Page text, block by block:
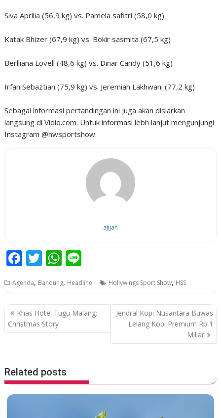
Siva Aprilia (56,9 kg) vs. Pamela safitri (58,0 kg)
Katak Bhizer (67,9 kg) vs. Bokir sasmita (67,5 kg)
Berlliana Lovell (48,6 kg) vs. Dinar Candy (51,6 kg)
Irfan Sebaztian (75,9 kg) vs. Jeremiah Lakhwani (77,2 kg)
Sebagai informasi pertandingan ini juga akan disiarkan
langsung di Vidio.com. Untuk informasi lebh lanjut mengunjungi
Instagram @hwsportshow.
ajijah
F
e
b
o
o
T
itt
er
W
at
s
A
p
e
Agenda, Bandung, Headline Hollywings Sport Show, HSS
P
o
n
a
i
Khas Hotel Tugu Malang:
Christmas Story
Jendral Kopi Nusantara Buwas
Lelang Kopi Premium Rp 1
Miliar
Related posts